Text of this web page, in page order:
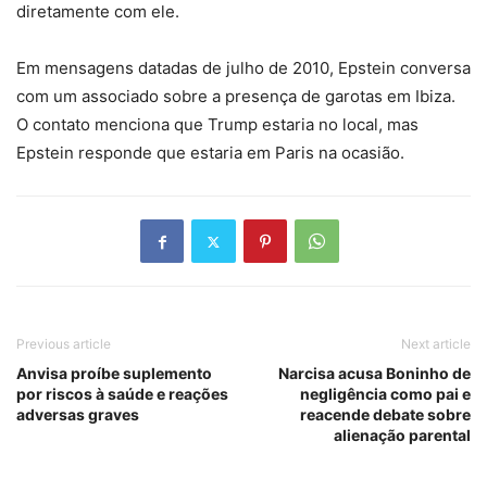
diretamente com ele.
Em mensagens datadas de julho de 2010, Epstein conversa
com um associado sobre a presença de garotas em Ibiza.
O contato menciona que Trump estaria no local, mas
Epstein responde que estaria em Paris na ocasião.
Previous article
Anvisa proíbe suplemento
por riscos à saúde e reações
adversas graves
Next article
Narcisa acusa Boninho de
negligência como pai e
reacende debate sobre
alienação parental